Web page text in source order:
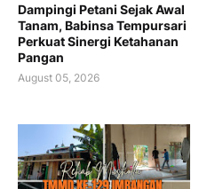
Dampingi Petani Sejak Awal
Tanam, Babinsa Tempursari
Perkuat Sinergi Ketahanan
Pangan
August 05, 2026